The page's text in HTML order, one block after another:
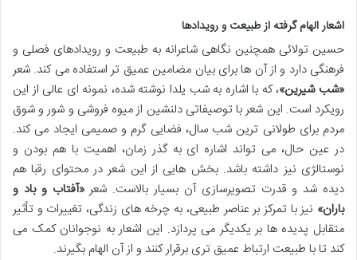
اشعار الهام گرفته از طبیعت و رویدادها
حسین تولائی همچنین نگاهی شاعرانه به طبیعت و رویدادهای فصلی و
فرهنگی دارد و از آن ها برای بیان مضامین عمیق تر استفاده می کند. شعر
«شب شیرین»، که با اشاره به شب یلدا نوشته شده، نمونه ای عالی از این
رویکرد است. این شعر با توصیفاتی دلنشین از میوه فروشی و شور و شوق
مردم برای طولانی ترین شب سال، فضایی گرم و صمیمی ایجاد می کند.
در عین حال، می تواند اشاره ای به گذر زمان، اهمیت با هم بودن و
نوستالژی نیز داشته باشد. بخش هایی از این شعر در محتوای رقبا هم
دیده شد و قدرت تصویرسازی آن بسیار بالاست. شعر«آفتاب و باد و
باران» نیز با تمرکز بر عناصر طبیعی، به چرخه های زندگی، تغییرات و تأثیر
متقابل پدیده ها بر یکدیگر می پردازد. این اشعار به نوجوانان کمک می
کند تا با طبیعت ارتباط عمیق تری برقرار کنند و از آن الهام بگیرند.